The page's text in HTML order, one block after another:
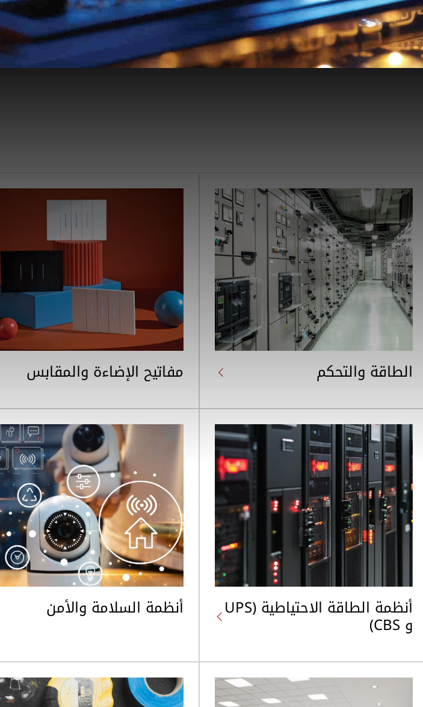
SearchButtonText
الطاقة والتحكم مفاتيح الإضاءة والمقابس
أنظمة الطاقة الاحتياطية (UPS
و CBS)
أنظمة السلامة والأمن